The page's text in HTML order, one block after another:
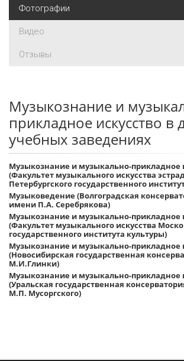
Фотографии
Видео
Отзывы
Музыкознание и
прикладное искусство в
учебных заведениях
Музыкознание и музыкально-прикладное
(Факультет музыкального искусства
Петербургского государственного
Музыковедение (Волгоградская
имени П.А. Серебрякова)
Музыкознание и музыкально-прикладное
(Факультет музыкального искусства
государственного института культуры)
Музыкознание и музыкально-прикладное
(Новосибирская государственная
М.И.Глинки)
Музыкознание и музыкально-прикладное
(Уральская государственная
М.П. Мусоргского)